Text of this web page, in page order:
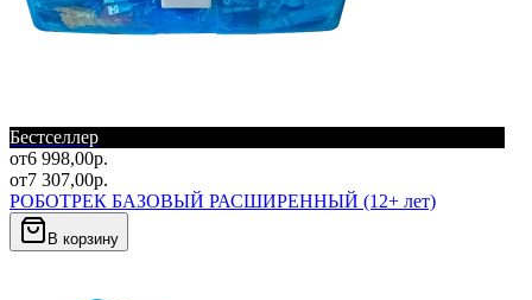
Бестселлер
от6 998,00р.
от7 307,00р.
РОБОТРЕК БАЗОВЫЙ РАСШИРЕННЫЙ (12+ лет)
В корзину